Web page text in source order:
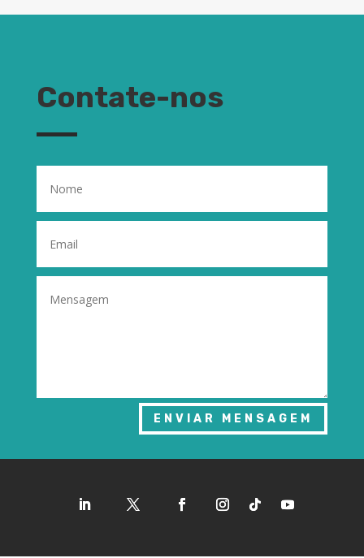
Contate-nos
ENVIAR MENSAGEM